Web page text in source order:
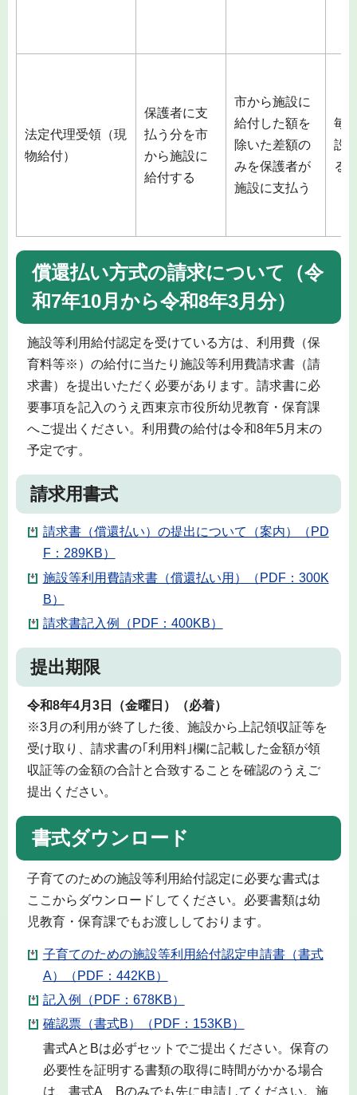
法定代理受領（現
物給付）
保護者に支
払う分を市
から施設に
給付する
市から施設に
給付した額を
除いた差額の
みを保護者が
施設に支払う
毎
設
る
償還払い方式の請求について（令
和7年10月から令和8年3月分）
施設等利用給付認定を受けている方は、利用費（保
育料等※）の給付に当たり施設等利用費請求書（請
求書）を提出いただく必要があります。請求書に必
要事項を記入のうえ西東京市役所幼児教育・保育課
へご提出ください。利用費の給付は令和8年5月末の
予定です。
請求用書式
請求書（償還払い）の提出について（案内）（PD
F：289KB）
施設等利用費請求書（償還払い用）（PDF：300K
B）
請求書記入例（PDF：400KB）
提出期限
令和8年4月3日（金曜日）（必着）
※3月の利用が終了した後、施設から上記領収証等を
受け取り、請求書の｢利用料｣欄に記載した金額が領
収証等の金額の合計と合致することを確認のうえご
提出ください。
書式ダウンロード
子育てのための施設等利用給付認定に必要な書式は
ここからダウンロードしてください。必要書類は幼
児教育・保育課でもお渡ししております。
子育てのための施設等利用給付認定申請書（書式
A）（PDF：442KB）
記入例（PDF：678KB）
確認票（書式B）（PDF：153KB）
書式AとBは必ずセットでご提出ください。保育の
必要性を証明する書類の取得に時間がかかる場合
は、書式A、Bのみでも先に申請してください。施